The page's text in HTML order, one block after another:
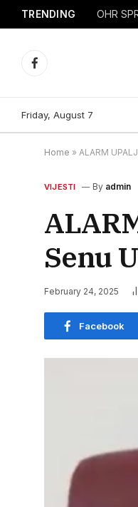
TRENDING
Facebook
Friday, August 7
Home » ALARM
VIJESTI By admin
Senu
February 24, 2025
Facebook